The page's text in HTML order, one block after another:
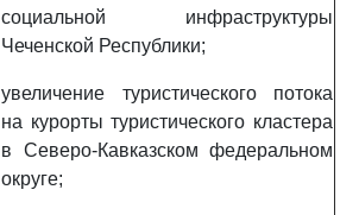
социальной инфраструктуры
Чеченской Республики;
увеличение туристического потока
на курорты туристического кластера
в Северо-Кавказском федеральном
округе;